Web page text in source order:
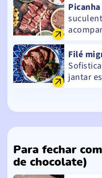
Filé
jantar
Para fechar
de chocolate)